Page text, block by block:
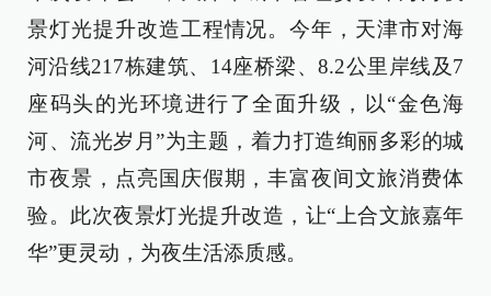
景灯光提升改造工程情况。今年，天津市对海
河沿线217栋建筑、14座桥梁、8.2公里岸线及7
座码头的光环境进行了全面升级，以“金色海
河、流光岁月”为主题，着力打造绚丽多彩的城
市夜景，点亮国庆假期，丰富夜间文旅消费体
验。此次夜景灯光提升改造，让“上合文旅嘉年
华”更灵动，为夜生活添质感。